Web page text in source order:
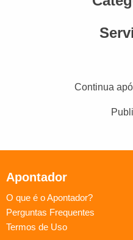
Continua
Apontador
O que é o Apontador?
Perguntas Frequentes
Termos de Uso